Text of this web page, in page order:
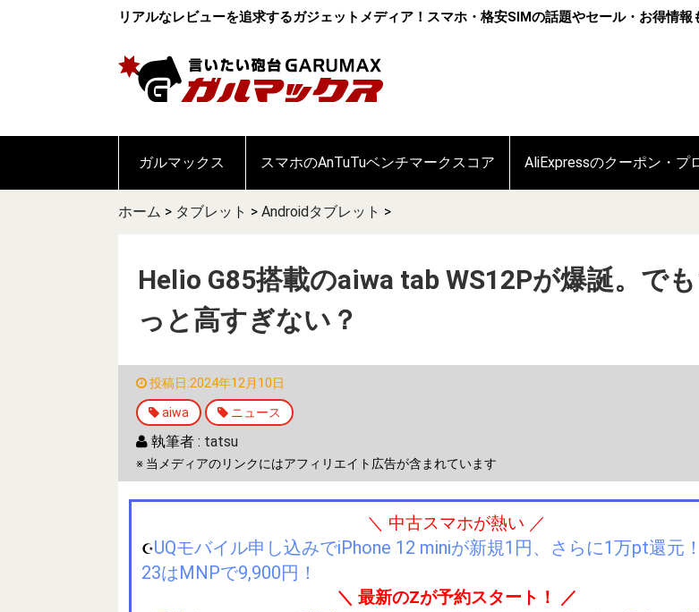
リアルなレビューを追求するガジェットメディア！スマホ・格安SIMの話題やセール・お得情報
ガルマックス スマホのAnTuTuベンチマークスコア AliExpressのクーポン・プ
ホーム > タブレット > Androidタブレット >
Helio G85搭載のaiwa tab WS12Pが爆誕。で
っと高すぎない？
投稿日:2024年12月10日
aiwa ニュース
執筆者 : tatsu
※ 当メディアのリンクにはアフィリエイト広告が含まれています
＼ 中古スマホが熱い ／
☪️UQモバイル申し込みでiPhone 12 miniが新規1円、さらに1万pt還元
23はMNPで9,900円！
＼ 最新のZが予約スタート！ ／